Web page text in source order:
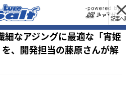
記事へ
なアジングに最適な「宵姫
、開発担当の藤原さんが解